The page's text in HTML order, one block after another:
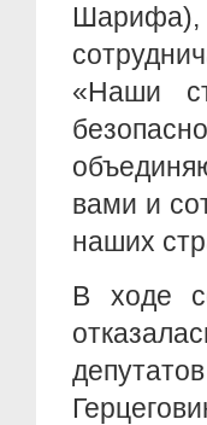
«Наши
вами и
наших
В ходе